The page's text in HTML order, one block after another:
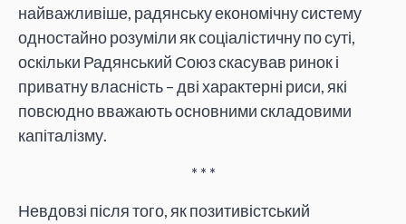
найважливіше, радянську економічну систему
одностайно розуміли як соціалістичну по суті,
оскільки Радянський Союз скасував ринок і
приватну власність – дві характерні риси, які
повсюдно вважають основними складовими
капіталізму.
* * *
Невдовзі після того, як позитивістський